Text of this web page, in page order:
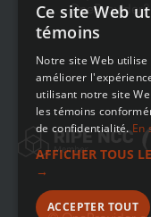
OneProvider?
Ce site Web
témoins
Notre site Web
améliorer
utilisant notre site
les témoins
de confidentialité. En
AFFICHER TOUS
→
ACCEPTER TOUT